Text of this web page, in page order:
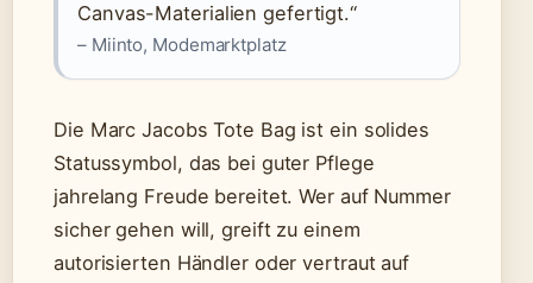
Canvas-Materialien gefertigt.“
– Miinto, Modemarktplatz
Die Marc Jacobs Tote Bag ist ein solides
Statussymbol, das bei guter Pflege
jahrelang Freude bereitet. Wer auf Nummer
sicher gehen will, greift zu einem
autorisierten Händler oder vertraut auf